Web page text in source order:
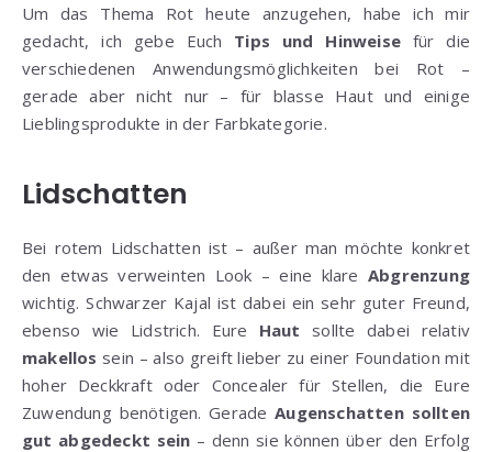
Um das Thema Rot heute anzugehen, habe ich mir
gedacht, ich gebe Euch Tips und Hinweise für die
verschiedenen Anwendungsmöglichkeiten bei Rot –
gerade aber nicht nur – für blasse Haut und einige
Lieblingsprodukte in der Farbkategorie.
Lidschatten
Bei rotem Lidschatten ist – außer man möchte konkret
den etwas verweinten Look – eine klare Abgrenzung
wichtig. Schwarzer Kajal ist dabei ein sehr guter Freund,
ebenso wie Lidstrich. Eure Haut sollte dabei relativ
makellos sein – also greift lieber zu einer Foundation mit
hoher Deckkraft oder Concealer für Stellen, die Eure
Zuwendung benötigen. GeradeAugenschatten sollten
gut abgedeckt sein – denn sie können über den Erfolg